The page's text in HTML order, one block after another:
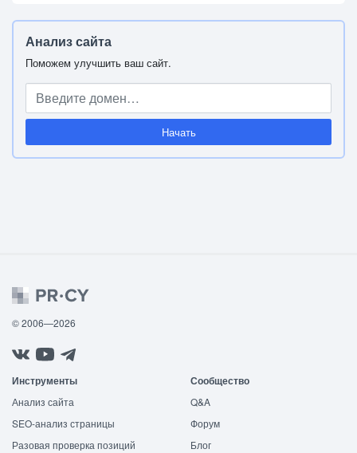
Анализ сайта
Поможем улучшить ваш сайт.
Начать
© 2006—2026
Инструменты
Анализ сайта
SEO-анализ страницы
Разовая проверка позиций
Сообщество
Q&A
Форум
Блог